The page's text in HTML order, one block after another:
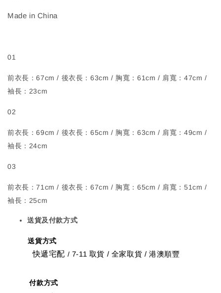
Made in China
01
前衣長：67cm / 後衣長：63cm / 胸寬：61cm / 肩寬：47cm /
袖長：23cm
02
前衣長：69cm / 後衣長：65cm / 胸寬：63cm / 肩寬： 49cm /
袖長：24cm
03
前衣長：71cm / 後衣長：67cm / 胸寬：65cm / 肩寬：51cm /
袖長：25cm
送貨及付款方式
送貨方式
快遞宅配 / 7-11 取貨 / 全家取貨 / 港澳順豐
付款方式